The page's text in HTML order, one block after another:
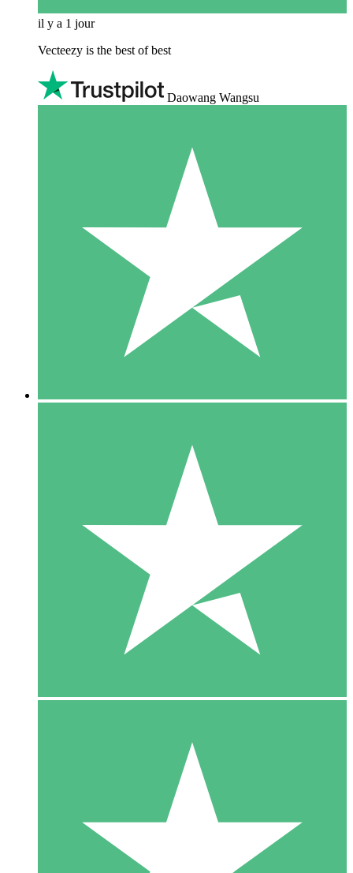
il y a 1 jour
Vecteezy is the best of best
Daowang Wangsu